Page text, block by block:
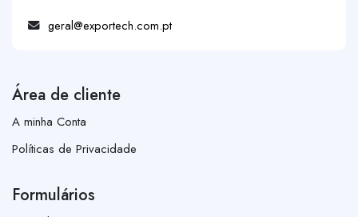
geral@exportech.com.pt
Área de cliente
A minha Conta
Políticas de Privacidade
Formulários